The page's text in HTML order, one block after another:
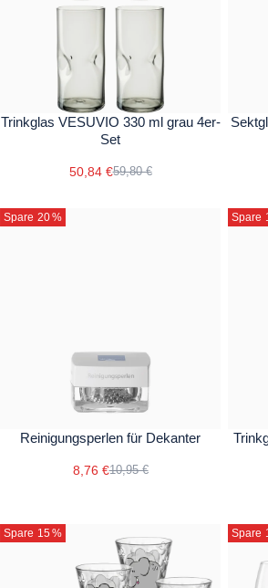
Trinkglas VESUVIO 330 ml grau 4er-
Set
50,84 €59,80 €
Spare 20%
Reinigungsperlen für Dekanter
8,76 €10,95 €
Spare
Spare 15 % Spare